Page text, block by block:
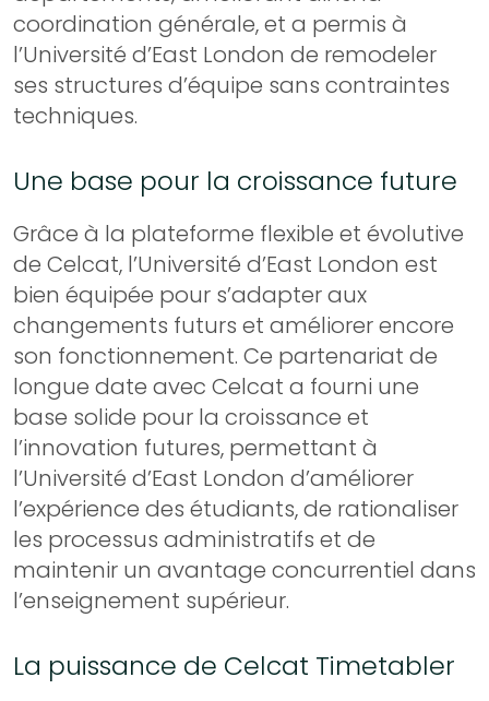
coordination générale, et a permis à
l’Université d’East London de remodeler
ses structures d’équipe sans contraintes
techniques.
Une base pour la croissance future
Grâce à la plateforme flexible et évolutive
de Celcat, l’Université d’East London est
bien équipée pour s’adapter aux
changements futurs et améliorer encore
son fonctionnement. Ce partenariat de
longue date avec Celcat a fourni une
base solide pour la croissance et
l’innovation futures, permettant à
l’Université d’East London d’améliorer
l’expérience des étudiants, de rationaliser
les processus administratifs et de
maintenir un avantage concurrentiel dans
l’enseignement supérieur.
La puissance de Celcat Timetabler